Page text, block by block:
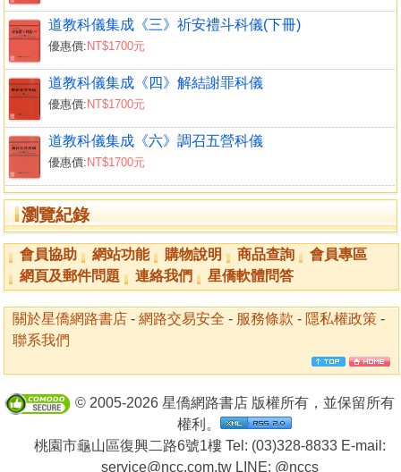
道教科儀集成《三》祈安禮斗科儀(下冊)
優惠價: NT$1700元
道教科儀集成《四》解結謝罪科儀
優惠價: NT$1700元
道教科儀集成《六》調召五營科儀
優惠價: NT$1700元
瀏覽紀錄
會員協助 網站功能 購物說明 商品查詢
會員專區
網頁及郵件問題
連絡我們 星僑軟體問答
關於星僑網路書店 - 網路交易安全 - 服務條款 - 隱私權政策 -
聯系我們
© 2005-2026 星僑網路書店 版權所有，並保留所有
權利。
桃園市龜山區復興二路6號1樓 Tel: (03)328-8833 E-mail:
service@ncc.com.tw LINE: @nccs